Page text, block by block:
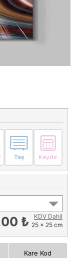
Taş Kaydır
₺
KDV Dahil
25 x 25 cm
Kare Kod